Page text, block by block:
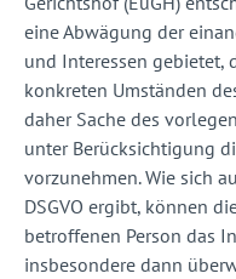
eine Abwägung der
und Interessen gebietet,
konkreten Umständen
daher Sache des
unter Berücksichtigung
vorzunehmen. Wie sich
DSGVO ergibt, können
betroffenen Person das
insbesondere dann